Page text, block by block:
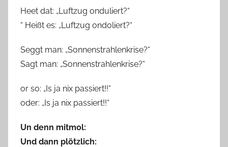
Heet dat: „Luftzug onduliert?“
“ Heißt es: „Luftzug ondoliert?“
Seggt man: „Sonnenstrahlenkrise?“
Sagt man: „Sonnenstrahlenkrise?“
or so: „Is ja nix passiert!!“
oder: „Is ja nix passiert!!“
Un denn mitmol:
Und dann plötzlich: